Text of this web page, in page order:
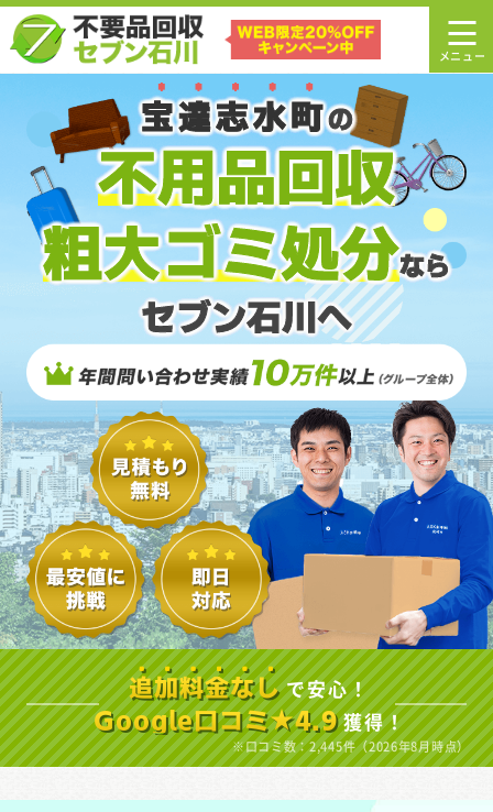
宝達志水町の
不用品回収
粗大ゴミ処分なら
セブン石川へ
追加料金なし で安心！
Google口コミ★4.9 獲得！
※口コミ数：2,445件（2026年8月時点）